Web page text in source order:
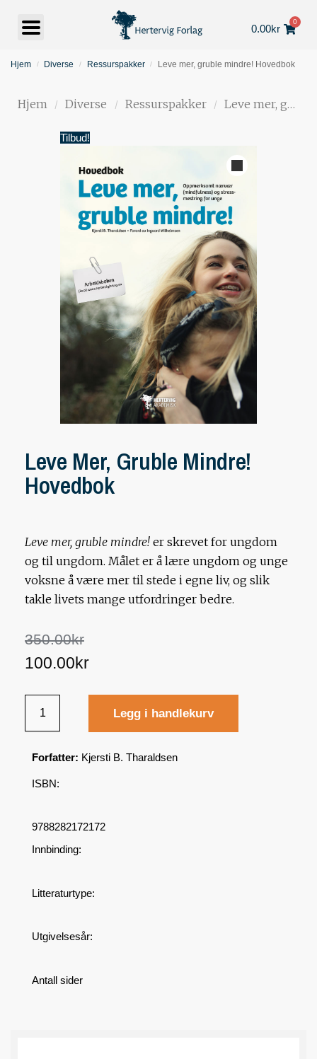
0.00kr
0
Hjem / Diverse / Ressurspakker / Leve mer, gruble mindre! Hovedbok
Hjem / Diverse / Ressurspakker / Leve mer, gruble mindre! Hovedbok
Tilbud!
Leve Mer, Gruble Mindre!
Hovedbok
Leve mer, gruble mindre! er skrevet for ungdom
og til ungdom. Målet er å lære ungdom og unge
voksne å være mer til stede i egne liv, og slik
takle livets mange utfordringer bedre.
350.00kr
100.00kr
Legg i handlekurv
Forfatter: Kjersti B. Tharaldsen
ISBN:
9788282172172
Innbinding:
Litteraturtype:
Utgivelsesår:
Antall sider